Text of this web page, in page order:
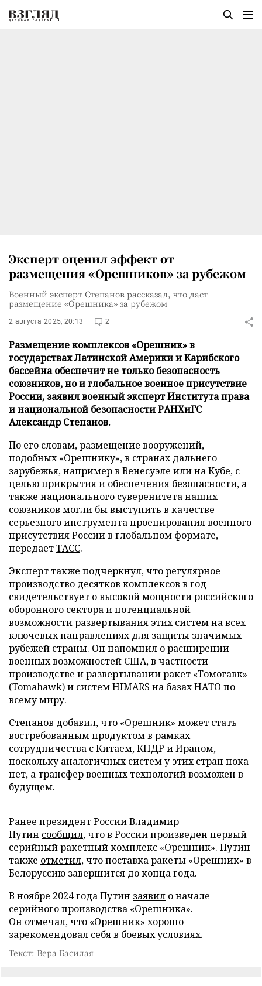
Эксперт оценил эффект от
размещения «Орешников» за рубежом
Военный эксперт Степанов рассказал, что даст
размещение «Орешника» за рубежом
2 августа 2025, 20:13 2
Размещение комплексов «Орешник» в
государствах Латинской Америки и Карибского
бассейна обеспечит не только безопасность
союзников, но и глобальное военное присутствие
России, заявил военный эксперт Института права
и национальной безопасности РАНХиГС
Александр Степанов.
По его словам, размещение вооружений,
подобных «Орешнику», в странах дальнего
зарубежья, например в Венесуэле или на Кубе, с
целью прикрытия и обеспечения безопасности, а
также национального суверенитета наших
союзников могли бы выступить в качестве
серьезного инструмента проецирования военного
присутствия России в глобальном формате,
передаетТАСС.
Эксперт также подчеркнул, что регулярное
производство десятков комплексов в год
свидетельствует о высокой мощности российского
оборонного сектора и потенциальной
возможности развертывания этих систем на всех
ключевых направлениях для защиты значимых
рубежей страны. Он напомнил о расширении
военных возможностей США, в частности
производстве и развертывании ракет «Томогавк»
(Tomahawk) и систем HIMARS на базах НАТО по
всему миру.
Степанов добавил, что «Орешник» может стать
востребованным продуктом в рамках
сотрудничества с Китаем, КНДР и Ираном,
поскольку аналогичных систем у этих стран пока
нет, а трансфер военных технологий возможен в
будущем.
Ранее президент России Владимир
Путин сообщил, что в России произведен первый
серийный ракетный комплекс «Орешник». Путин
также отметил, что поставка ракеты «Орешник» в
Белоруссию завершится до конца года.
В ноябре 2024 года Путин заявил о начале
серийного производства «Орешника».
Он отмечал, что «Орешник» хорошо
зарекомендовал себя в боевых условиях.
Текст: Вера Басилая